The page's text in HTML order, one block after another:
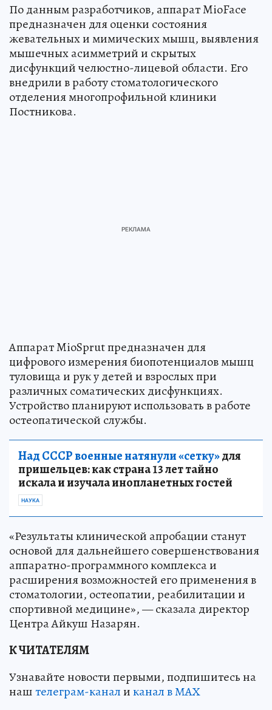
По данным разработчиков, аппарат MioFace
предназначен для оценки состояния
жевательных и мимических мышц, выявления
мышечных асимметрий и скрытых
дисфункций челюстно-лицевой области. Его
внедрили в работу стоматологического
отделения многопрофильной клиники
Постникова.
Аппарат MioSprut предназначен для
цифрового измерения биопотенциалов мышц
туловища и рук у детей и взрослых при
различных соматических дисфункциях.
Устройство планируют использовать в работе
остеопатической службы.
Над СССР военные натянули «сетку»для
пришельцев: как страна 13 лет тайно
искала и изучала инопланетных гостей
НАУКА
«Результаты клинической апробации станут
основой для дальнейшего совершенствования
аппаратно-программного комплекса и
расширения возможностей его применения в
стоматологии, остеопатии, реабилитации и
спортивной медицине», — сказала директор
Центра Айкуш Назарян.
К ЧИТАТЕЛЯМ
Узнавайте новости первыми, подпишитесь на
наштелеграм-каналиканал в МАХ